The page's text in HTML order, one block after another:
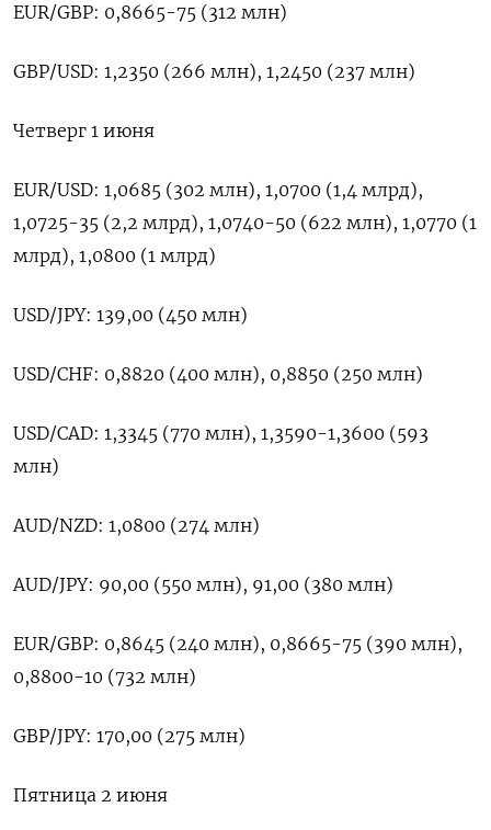
EUR/GBP: 0,8665-75 (312 млн)
GBP/USD: 1,2350 (266 млн), 1,2450 (237 млн)
Четверг 1 июня
EUR/USD: 1,0685 (302 млн), 1,0700 (1,4 млрд),
1,0725-35 (2,2 млрд), 1,0740-50 (622 млн), 1,0770 (1
млрд), 1,0800 (1 млрд)
USD/JPY: 139,00 (450 млн)
USD/CHF: 0,8820 (400 млн), 0,8850 (250 млн)
USD/CAD: 1,3345 (770 млн), 1,3590-1,3600 (593
млн)
AUD/NZD: 1,0800 (274 млн)
AUD/JPY: 90,00 (550 млн), 91,00 (380 млн)
EUR/GBP: 0,8645 (240 млн), 0,8665-75 (390 млн),
0,8800-10 (732 млн)
GBP/JPY: 170,00 (275 млн)
Пятница 2 июня